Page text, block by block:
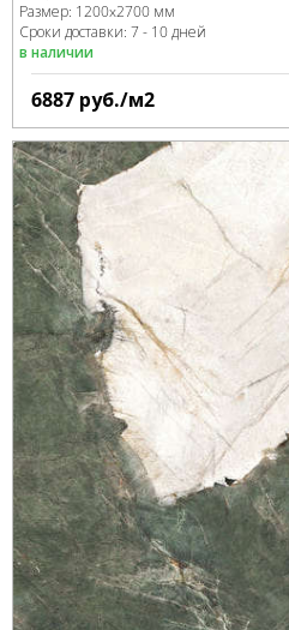
Размер: 1200x2700 мм
Сроки доставки: 7 - 10 дней
в наличии
6887 руб./м2